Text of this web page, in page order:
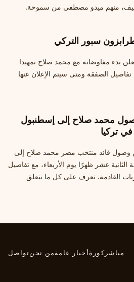
منهم ميدو مصطفى من سموحة.
سبور التركي
بدء مفاوضاته مع محمد صلاح تمهيدا
الصفقة ومتى سيتم الإعلان عنها
محمد صلاح إلى إسطنبول
تركيا
وصول قائد منتخب مصر محمد صلاح إلى
عشر ظهرًا يوم الأربعاء، مع تفاصيل
القادمة. تعرف على كل ما يتعلق
مباشر كورةأخبار عامةمن نحنتواصل